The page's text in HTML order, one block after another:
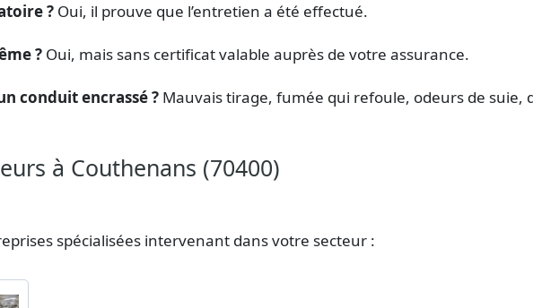
? Oui, il prouve que l’entretien a été effectué.
? Oui, mais sans certificat valable auprès de votre assurance.
conduit encrassé ? Mauvais tirage, fumée qui refoule, odeurs de suie,
à Couthenans (70400)
spécialisées intervenant dans votre secteur :